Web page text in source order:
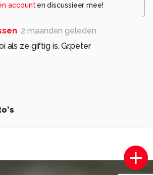
account en discussieer mee!
2 maanden geleden
als ze giftig is. Gr.peter